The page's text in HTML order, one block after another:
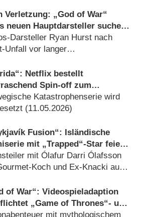
Verletzung: „God of War“
neuen Hauptdarsteller suchen,
neu drehen
Darsteller Ryan Hurst nach
Unfall vor langer
Netflix bestellt
Spin-off zum
„La Palma“
Katastrophenserie wird
(11.05.2026)
Fusion“: Isländische
mit „Trapped“-Star feiert
mit Ólafur Darri Ólafsson
Koch und Ex-Knacki auf
of War“: Videospieladaption
„Game of Thrones“- und
World“-Darsteller als
mit mythologischem